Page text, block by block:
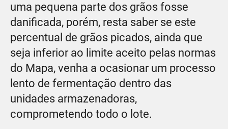
uma pequena parte dos grãos fosse
danificada, porém, resta saber se este
percentual de grãos picados, ainda que
seja inferior ao limite aceito pelas normas
do Mapa, venha a ocasionar um processo
lento de fermentação dentro das
unidades armazenadoras,
comprometendo todo o lote.